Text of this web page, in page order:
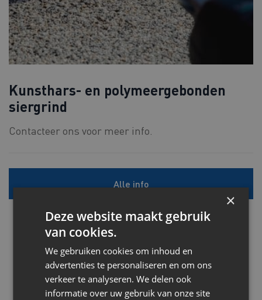
Kunsthars- en polymeergebonden
siergrind
Contacteer ons voor meer info.
Alle info
×
Deze website maakt gebruik
van cookies.
We gebruiken cookies om inhoud en
advertenties te personaliseren en om ons
verkeer te analyseren. We delen ook
informatie over uw gebruik van onze site